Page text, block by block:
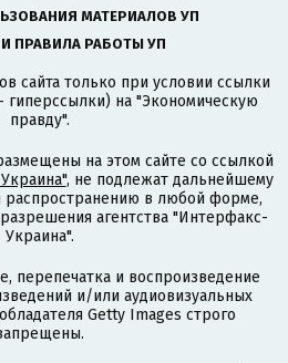
МАТЕРИАЛОВ УП
ПРАВИЛА РАБОТЫ УП
сайта только при условии ссылки
гиперссылки) на "Экономическую
правду".
на этом сайте со ссылкой
, не подлежат дальнейшему
в любой форме,
агентства "Интерфакс-
Украина".
перепечатка и воспроизведение
и/или аудиовизуальных
Getty Images строго